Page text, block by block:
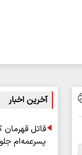
آخرین اخبار
قاتل قهرمان
پسرعمه‌ام